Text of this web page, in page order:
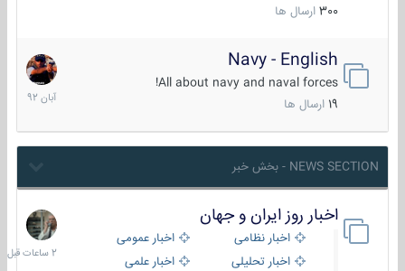
300 ارسال ها
Navy - English
All about navy and naval forces!
ارسال ها
22
آبان
1392
NEWS SECTION - بخش خبر
اخبار روز ایران و جهان
اخبار نظامی
اخبار عمومی
اخبار تحلیلی
اخبار علمی
2
ساعات
قبل